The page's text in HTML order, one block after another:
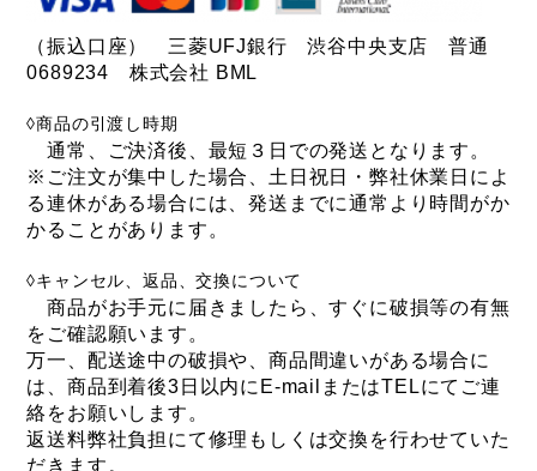
（振込口座） 三菱UFJ銀行 渋谷中央支店 普通
0689234 株式会社 BML
◊商品の引渡し時期
通常、ご決済後、最短３日での発送となります。
※ご注文が集中した場合、土日祝日・弊社休業日によ
る連休がある場合には、発送までに通常より時間がか
かることがあります。
◊キャンセル、返品、交換について
商品がお手元に届きましたら、すぐに破損等の有無
をご確認願います。
万一、配送途中の破損や、商品間違いがある場合に
は、商品到着後3日以内にE-mailまたはTELにてご連
絡をお願いします。
返送料弊社負担にて修理もしくは交換を行わせていた
だきます。